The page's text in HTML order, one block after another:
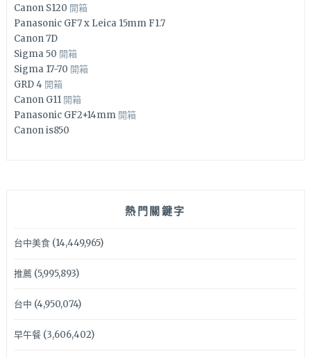
Canon S120 開箱
Panasonic GF7 x Leica 15mm F1.7
Canon 7D
Sigma 50 開箱
Sigma 17-70 開箱
GRD 4 開箱
Canon G11 開箱
Panasonic GF2+14mm 開箱
Canon is850
熱門關鍵字
台中美食(14,449,965)
推薦(5,995,893)
台中 (4,950,074)
早午餐(3,606,402)